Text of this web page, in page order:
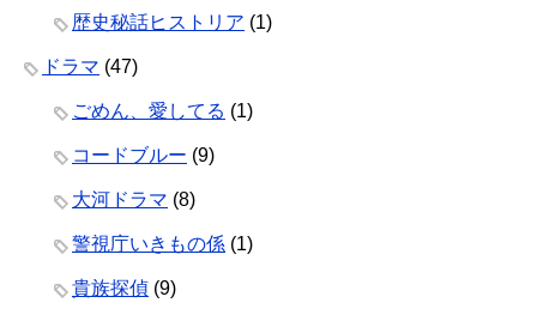
歴史秘話ヒストリア (1)
ドラマ (47)
ごめん、愛してる (1)
コードブルー (9)
大河ドラマ (8)
警視庁いきもの係 (1)
貴族探偵 (9)